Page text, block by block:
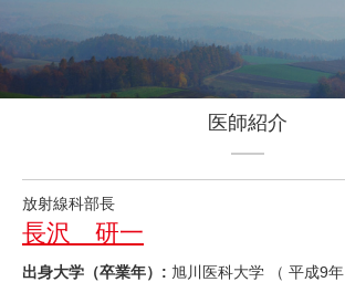
医師紹介
放射線科部長
長沢 研一
出身大学（卒業年）: 旭川医科大学 （ 平成9年